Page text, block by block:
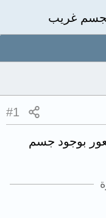
بجسم غريب
#1
بوجود جسم